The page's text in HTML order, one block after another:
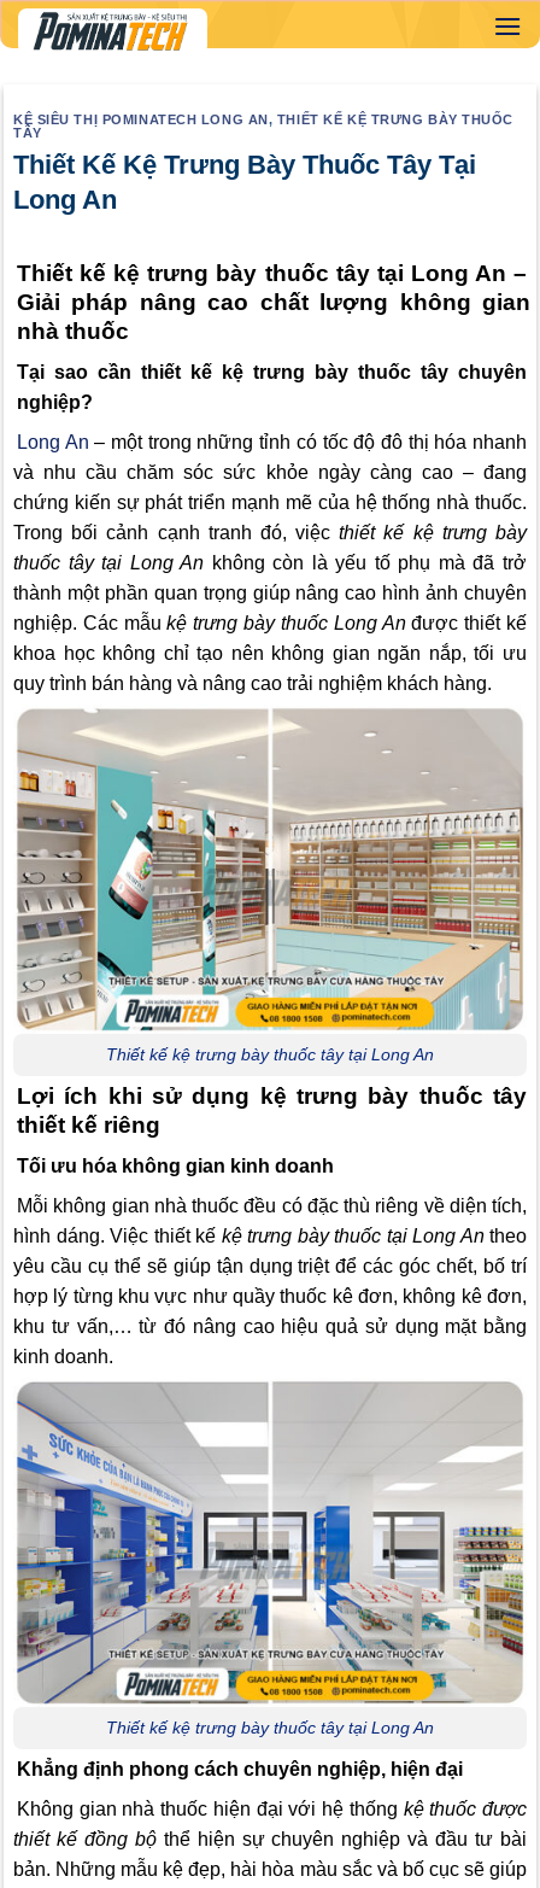
Skip
to
KỆ SIÊU THỊ POMINATECH LONG AN, THIẾT KẾ KỆ TRƯNG BÀY THUỐC
TÂY
Thiết Kế Kệ Trưng Bày Thuốc Tây Tại
Long An
Thiết kế kệ trưng bày thuốc tây tại Long An –
Giải pháp nâng cao chất lượng không gian
nhà thuốc
Tại sao cần thiết kế kệ trưng bày thuốc tây chuyên
nghiệp?
Long An – một trong những tỉnh có tốc độ đô thị hóa nhanh
và nhu cầu chăm sóc sức khỏe ngày càng cao – đang
chứng kiến sự phát triển mạnh mẽ của hệ thống nhà thuốc.
Trong bối cảnh cạnh tranh đó, việcthiết kế kệ trưng bày
thuốc tây tại Long An không còn là yếu tố phụ mà đã trở
thành một phần quan trọng giúp nâng cao hình ảnh chuyên
nghiệp. Các mẫukệ trưng bày thuốc Long Anđược thiết kế
khoa học không chỉ tạo nên không gian ngăn nắp, tối ưu
quy trình bán hàng và nâng cao trải nghiệm khách hàng.
Thiết kế kệ trưng bày thuốc tây tại Long An
Lợi ích khi sử dụng kệ trưng bày thuốc tây
thiết kế riêng
Tối ưu hóa không gian kinh doanh
Mỗi không gian nhà thuốc đều có đặc thù riêng về diện tích,
hình dáng. Việc thiết kế kệ trưng bày thuốc tại Long Antheo
yêu cầu cụ thể sẽ giúp tận dụng triệt để các góc chết, bố trí
hợp lý từng khu vực như quầy thuốc kê đơn, không kê đơn,
khu tư vấn,… từ đó nâng cao hiệu quả sử dụng mặt bằng
kinh doanh.
Thiết kế kệ trưng bày thuốc tây tại Long An
Khẳng định phong cách chuyên nghiệp, hiện đại
Không gian nhà thuốc hiện đại với hệ thống kệ thuốc được
thiết kế đồng bộthể hiện sự chuyên nghiệp và đầu tư bài
bản. Những mẫu kệ đẹp, hài hòa màu sắc và bố cục sẽ giúp